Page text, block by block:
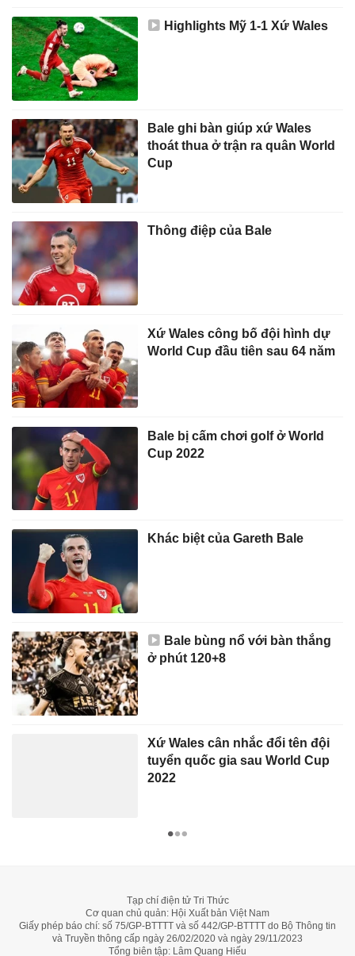
Highlights Mỹ 1-1 Xứ Wales
Bale ghi bàn giúp xứ Wales
thoát thua ở trận ra quân World
Cup
Thông điệp của Bale
Xứ Wales công bố đội hình dự
World Cup đầu tiên sau 64 năm
Bale bị cấm chơi golf ở World
Cup 2022
Khác biệt của Gareth Bale
Bale bùng nổ với bàn thắng
ở phút 120+8
Xứ Wales cân nhắc đổi tên đội
tuyển quốc gia sau World Cup
2022
Tạp chí điện tử Tri Thức
Cơ quan chủ quản: Hội Xuất bản Việt Nam
Giấy phép báo chí: số 75/GP-BTTTT và số 442/GP-BTTTT do Bộ Thông tin
và Truyền thông cấp ngày 26/02/2020 và ngày 29/11/2023
Tổng biên tập: Lâm Quang Hiếu